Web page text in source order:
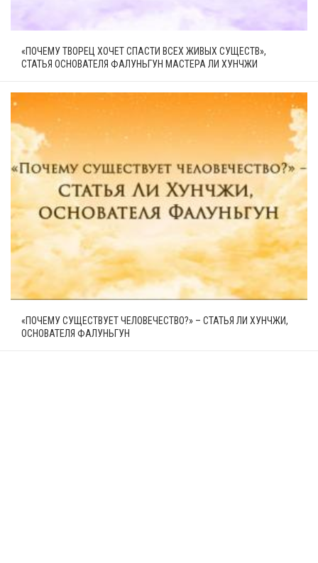
«ПОЧЕМУ ТВОРЕЦ ХОЧЕТ СПАСТИ ВСЕХ ЖИВЫХ СУЩЕСТВ»,
СТАТЬЯ ОСНОВАТЕЛЯ ФАЛУНЬГУН МАСТЕРА ЛИ ХУНЧЖИ
«ПОЧЕМУ СУЩЕСТВУЕТ ЧЕЛОВЕЧЕСТВО?» – СТАТЬЯ ЛИ ХУНЧЖИ,
ОСНОВАТЕЛЯ ФАЛУНЬГУН